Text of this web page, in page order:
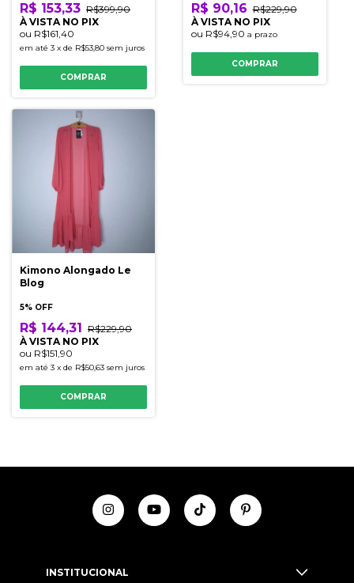
R$ 153,33 R$399,90
À VISTA NO PIX
ou R$161,40
em até 3 x de R$53,80 sem juros
COMPRAR
R$ 90,16 R$229,90
À VISTA NO PIX
ou R$94,90 a prazo
COMPRAR
Kimono Alongado Le
Blog
5% OFF
R$ 144,31 R$229,90
À VISTA NO PIX
ou R$151,90
em até 3 x de R$50,63 sem juros
COMPRAR
INSTITUCIONAL